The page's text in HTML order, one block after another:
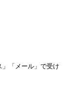
「メール」で受け